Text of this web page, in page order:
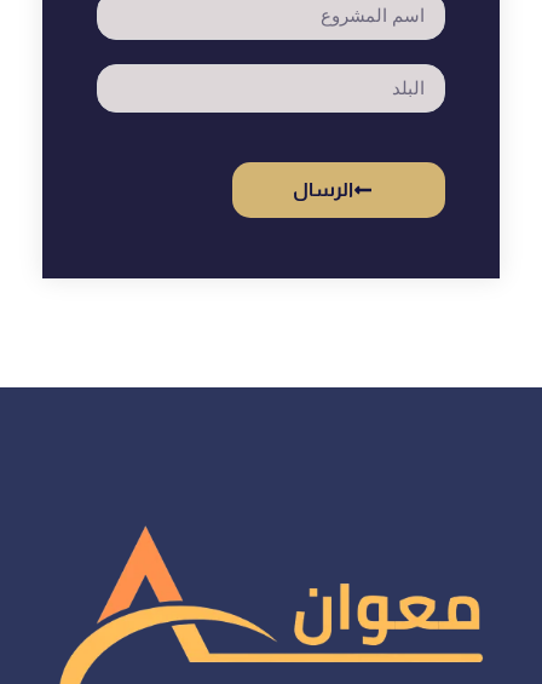
الرسال